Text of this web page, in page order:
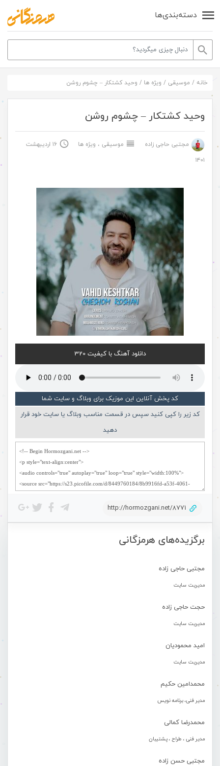
دسته‌بندی‌ها
برگزیده‌های هرمزگانی
مجتبی حاجی زاده
مدیریت سایت
حجت حاجی زاده
مدیریت سایت
امید محمودیان
مدیریت سایت
محمدامین حکیم
مدیر فنی، برنامه نویس
محمدرضا کمالی
مدیر فنی ، طراح ، پشتیبان
مجتبی حسن زاده
خانه / موسیقی / ویژه ها / وحید کشتکار – چشوم روشن
وحید کشتکار – چشوم روشن
مجتبی حاجی زاده موسیقی ، ویژه ها
۱۶ اردیبهشت
۱۴۰۱
دانلود آهنگ با کیفیت 320
کد پخش آنلاین این موزیک برای وبلاگ و سایت شما
کد زیر را کپی کنید سپس در قسمت مناسب وبلاگ یا سایت خود قرار
دهید
http://hormozgani.net/8771